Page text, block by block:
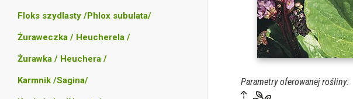
Floks szydlasty /Phlox subulata/
Żuraweczka / Heucherela /
Żurawka / Heuchera /
Karmnik /Sagina/ Parametry oferowanej rośliny: